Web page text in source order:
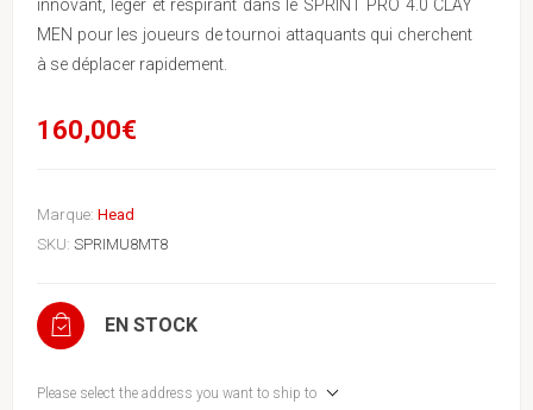
innovant, léger et respirant dans le SPRINT PRO 4.0 CLAY
MEN pour les joueurs de tournoi attaquants qui cherchent
à se déplacer rapidement.
160,00€
Marque: Head
SKU: SPRIMU8MT8
EN STOCK
Please select the address you want to ship to